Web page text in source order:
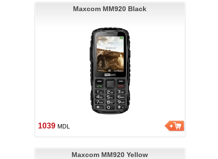
Maxcom MM920 Black
1039 MDL
Maxcom MM920 Yellow